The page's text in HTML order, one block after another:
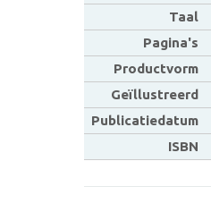
Taal
Pagina's
Productvorm
Geïllustreerd
Publicatiedatum
ISBN